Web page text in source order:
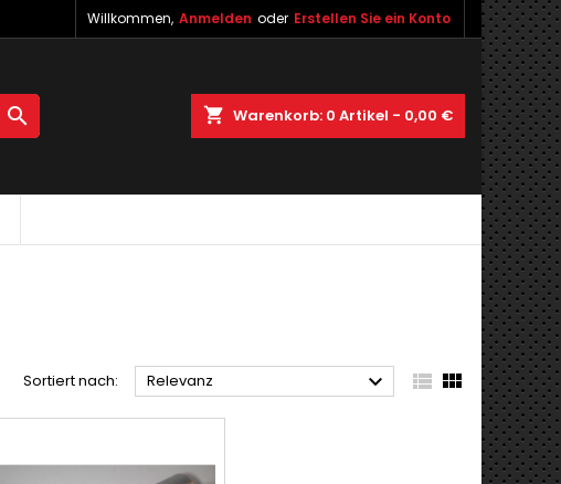
Willkommen, Anmelden oder Erstellen Sie ein Konto
shopping_cart Warenkorb: 0 Artikel - 0,00 €

Sortiert nach: Relevanz   